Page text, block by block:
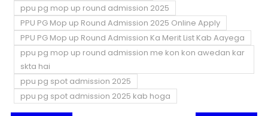
ppu pg mop up round admission 2025
PPU PG Mop up Round Admission 2025 Online Apply
PPU PG Mop up Round Admission Ka Merit List Kab Aayega
ppu pg mop up round admission me kon kon awedan kar
skta hai
ppu pg spot admission 2025
ppu pg spot admission 2025 kab hoga